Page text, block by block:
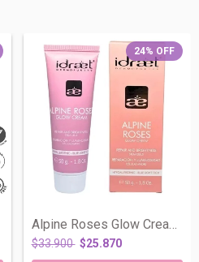
24% OFF
Alpine Roses Glow Cream Celulas Madre Re...
$33.900 $25.870